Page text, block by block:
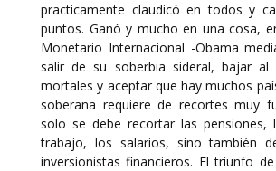
practicamente claudicó en todos y
puntos. Ganó y mucho en una cosa,
Monetario Internacional -Obama
salir de su soberbia sideral, bajar
mortales y aceptar que hay muchos
soberana requiere de recortes muy
solo se debe recortar las pensiones,
trabajo, los salarios, sino también
inversionistas financieros. El triunfo